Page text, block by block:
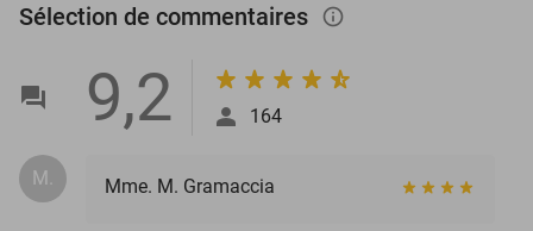
Sélection de commentaires info_outlined
9,2 164
M. Mme. M. Gramaccia